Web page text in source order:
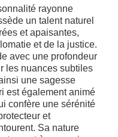
rayonne
un talent naturel
et apaisantes,
et de la justice.
avec une profondeur
les nuances subtiles
une sagesse
est également animé
confère une sérénité
et
Sa nature